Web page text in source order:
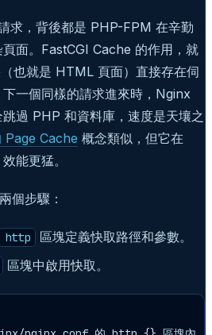
求，背後都是 PHP-FPM 在辛勤
面。FastCGI Cache 的作用，就
也就是 HTML 頁面）直接存在伺
一個同樣的請求進來時，Nginx
過 PHP 和資料庫，速度是天壤之
Page Cache 概念類似，但它在
能更猛。
個步驟：
http
區塊定義快取路徑和參數。
區塊中啟用快取。